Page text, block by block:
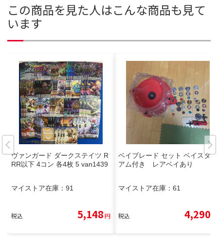
この商品を見た人はこんな商品も見て
います
ヴァンガード ダークステイツ R
RR以下 4コン 各4枚 5 van1439
マイストア在庫： 91
税込 5,148円
ベイブレード セット ベイスタジ
アム付き レアベイあり
マイストア在庫： 61
税込 4,290